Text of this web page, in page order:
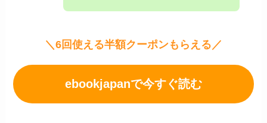
＼6回使える半額クーポンもらえる／
ebookjapanで今すぐ読む